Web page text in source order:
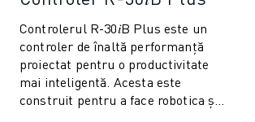
Controlerul R-30𝑖B Plus este un
controler de înaltă performanță
proiectat pentru o productivitate
mai inteligentă. Acesta este
construit pentru a face robotica și